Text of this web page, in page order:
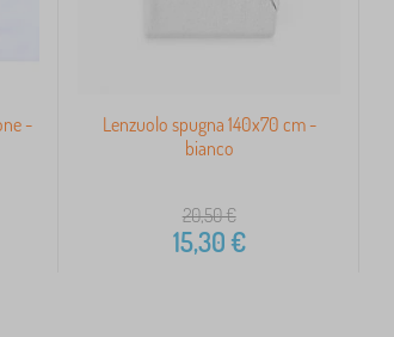
-
Lenzuolo spugna 140x70 cm -
bianco
20,50€
15,30€